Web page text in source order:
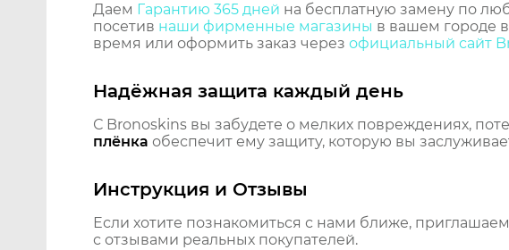
Даем Гарантию 365 дней на бесплатную замену по
посетив наши фирменные магазины в вашем городе
время или оформить заказ через официальный сайт
Надёжная защита каждый день
С Bronoskins вы забудете о мелких повреждениях,
плёнка обеспечит ему защиту, которую вы
Инструкция и Отзывы
Если хотите познакомиться с нами ближе,
с отзывами реальных покупателей.